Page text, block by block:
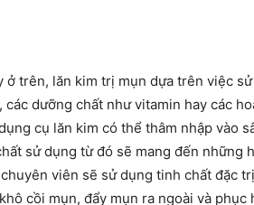
ở trên, lăn kim trị mụn dựa trên việc
các dưỡng chất như vitamin hay các
cụ lăn kim có thể thâm nhập vào
sử dụng từ đó sẽ mang đến những
viên sẽ sử dụng tinh chất đặc
cồi mụn, đẩy mụn ra ngoài và